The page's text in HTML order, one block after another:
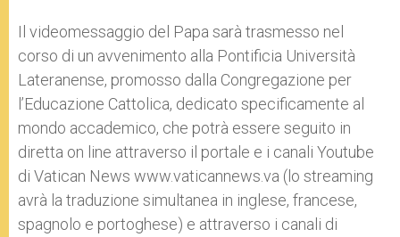
Il videomessaggio del Papa sarà trasmesso nel
corso di un avvenimento alla Pontificia Università
Lateranense, promosso dalla Congregazione per
l’Educazione Cattolica, dedicato specificamente al
mondo accademico, che potrà essere seguito in
diretta on line attraverso il portale e i canali Youtube
di Vatican News www.vaticannews.va (lo streaming
avrà la traduzione simultanea in inglese, francese,
spagnolo e portoghese) e attraverso i canali di